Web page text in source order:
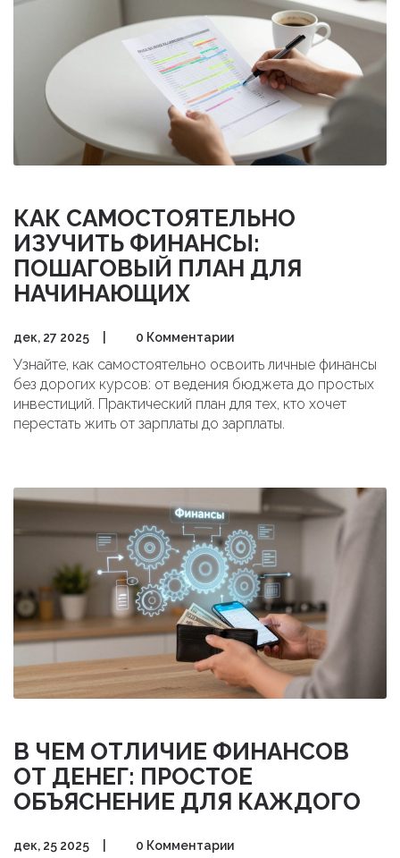
КАК САМОСТОЯТЕЛЬНО
ИЗУЧИТЬ ФИНАНСЫ:
ПОШАГОВЫЙ ПЛАН ДЛЯ
НАЧИНАЮЩИХ
дек, 27 2025 0 Комментарии
Узнайте, как самостоятельно освоить личные финансы
без дорогих курсов: от ведения бюджета до простых
инвестиций. Практический план для тех, кто хочет
перестать жить от зарплаты до зарплаты.
В ЧЕМ ОТЛИЧИЕ ФИНАНСОВ
ОТ ДЕНЕГ: ПРОСТОЕ
ОБЪЯСНЕНИЕ ДЛЯ КАЖДОГО
дек, 25 2025 0 Комментарии